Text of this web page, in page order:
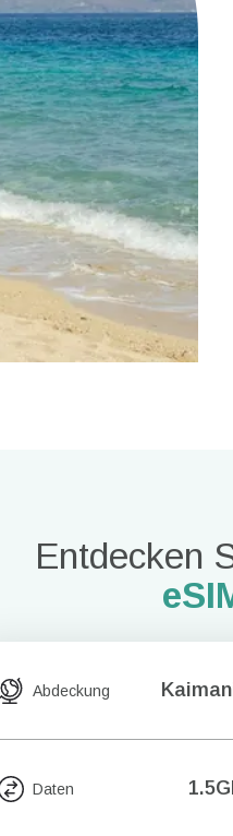
Entdecken
Abdeckung
Daten